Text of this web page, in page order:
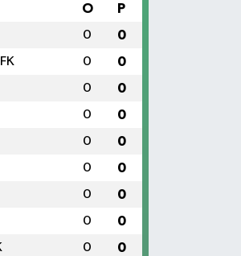
O P
0 0
0 0
0 0
0 0
0 0
0 0
0 0
0 0
0 0